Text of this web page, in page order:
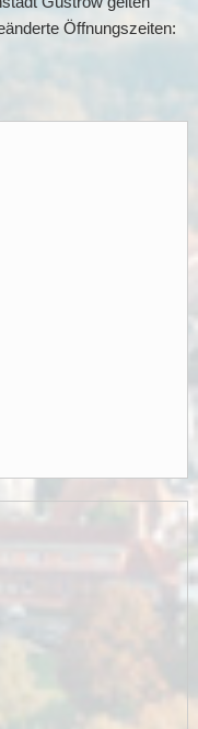
Öffnungszeiten: